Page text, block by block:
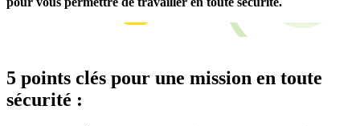
5 points clés pour une mission en toute
sécurité :